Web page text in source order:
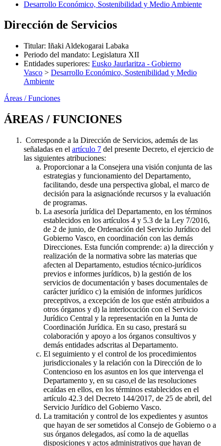
Desarrollo Económico, Sostenibilidad y Medio Ambiente
Dirección de Servicios
Titular: Iñaki Aldekogarai Labaka
Periodo del mandato: Legislatura XII
Entidades superiores: Eusko Jaurlaritza - Gobierno
Vasco > Desarrollo Económico, Sostenibilidad y Medio
Ambiente
Áreas / Funciones
ÁREAS / FUNCIONES
Corresponde a la Dirección de Servicios, además de las
señaladas en el artículo 7 del presente Decreto, el ejercicio de
las siguientes atribuciones:
Proporcionar a la Consejera una visión conjunta de las
estrategias y funcionamiento del Departamento,
facilitando, desde una perspectiva global, el marco de
decisión para la asignaciónde recursos y la evaluación
de programas.
La asesoría jurídica del Departamento, en los términos
establecidos en los artículos 4 y 5.3 de la Ley 7/2016,
de 2 de junio, de Ordenación del Servicio Jurídico del
Gobierno Vasco, en coordinación con las demás
Direcciones. Esta función comprende: a) la dirección y
realización de la normativa sobre las materias que
afecten al Departamento, estudios técnico-jurídicos
previos e informes jurídicos, b) la gestión de los
servicios de documentación y bases documentales de
carácter jurídico c) la emisión de informes jurídicos
preceptivos, a excepción de los que estén atribuidos a
otros órganos y d) la interlocución con el Servicio
Jurídico Central y la representación en la Junta de
Coordinación Jurídica. En su caso, prestará su
colaboración y apoyo a los órganos consultivos y
demás entidades adscritas al Departamento.
El seguimiento y el control de los procedimientos
jurisdiccionales y la relación con la Dirección de lo
Contencioso en los asuntos en los que intervenga el
Departamento y, en su caso,el de las resoluciones
ecaídas en ellos, en los términos establecidos en el
artículo 42.3 del Decreto 144/2017, de 25 de abril, del
Servicio Jurídico del Gobierno Vasco.
La tramitación y control de los expedientes y asuntos
que hayan de ser sometidos al Consejo de Gobierno o a
sus órganos delegados, así como la de aquellas
disposiciones y actos administrativos que hayan de